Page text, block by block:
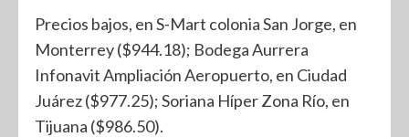
Precios bajos, en S-Mart colonia San Jorge, en
Monterrey ($944.18); Bodega Aurrera
Infonavit Ampliación Aeropuerto, en Ciudad
Juárez ($977.25); Soriana Híper Zona Río, en
Tijuana ($986.50).